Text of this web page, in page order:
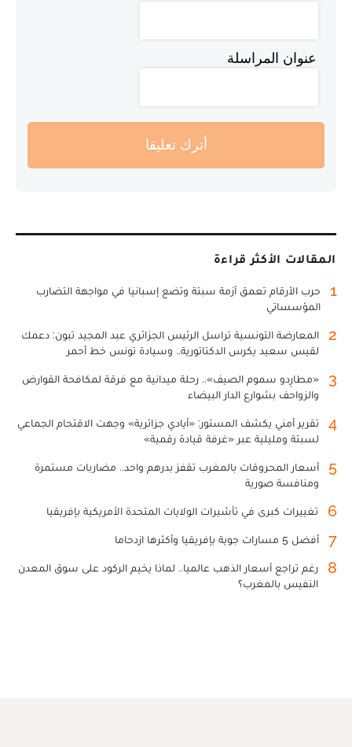
عنوان المراسلة
أترك تعليقا
المقالات الأكثر قراءة
1
حرب الأرقام تعمق أزمة سبتة وتضع إسبانيا في مواجهة التضارب
المؤسساتي
2
المعارضة التونسية تراسل الرئيس الجزائري عبد المجيد تبون: دعمك
لقيس سعيد يكرس الدكتاتورية.. وسيادة تونس خط أحمر
3
«مطارِدو سموم الصيف».. رحلة ميدانية مع فرقة لمكافحة القوارض
والزواحف بشوارع الدار البيضاء
4
تقرير أمني يكشف المستور: «أيادي جزائرية» وجهت الاقتحام الجماعي
لسبتة ومليلية عبر «غرفة قيادة رقمية»
5
أسعار المحروقات بالمغرب تقفز بدرهم واحد.. مضاربات مستمرة
ومنافسة صورية
6 تغييرات كبرى في تأشيرات الولايات المتحدة الأمريكية بإفريقيا
7 أفضل 5 مسارات جوية بإفريقيا وأكثرها ازدحاما
8
رغم تراجع أسعار الذهب عالميا.. لماذا يخيم الركود على سوق المعدن
النفيس بالمغرب؟